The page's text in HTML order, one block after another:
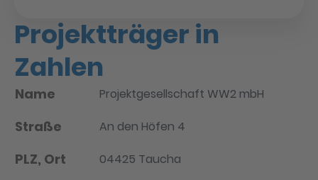
Projektträger in
Zahlen
Name Projektgesellschaft WW2 mbH
Straße An den Höfen 4
PLZ, Ort 04425 Taucha